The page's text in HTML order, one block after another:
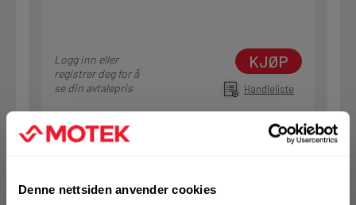
Denne nettsiden anvender cookies
Logg inn eller
registrer deg for å
se din avtalepris
KJØP
Handleliste